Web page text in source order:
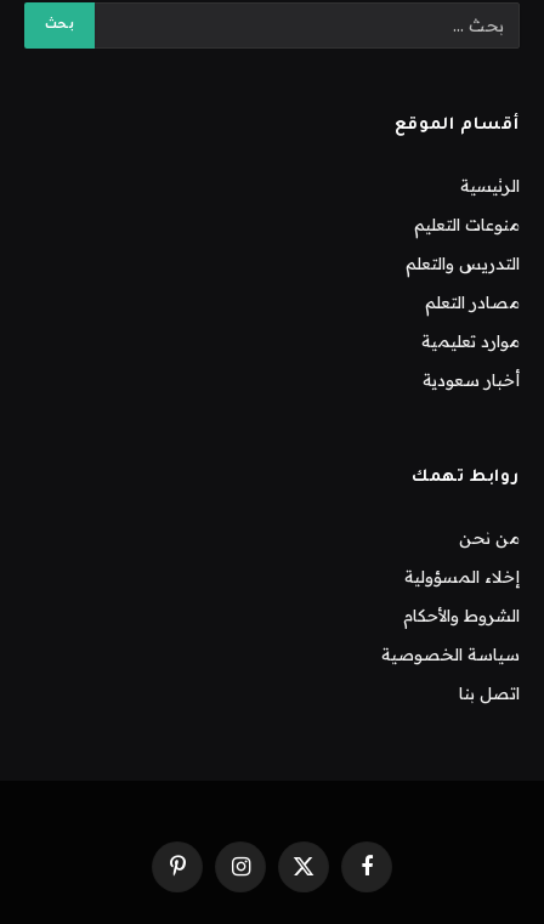
أقسام الموقع
الرئيسية
منوعات التعليم
التدريس والتعلم
مصادر التعلم
موارد تعليمية
أخبار سعودية
روابط تهمك
من نحن
إخلاء المسؤولية
الشروط والأحكام
سياسة الخصوصية
اتصل بنا
فيسبوك X
(Twitter)
الانستغرامبينتيريست